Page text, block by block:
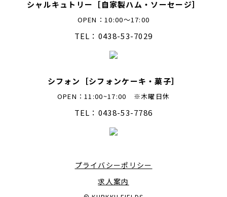
シャルキュトリー［自家製ハム・ソーセージ］
OPEN：10:00～17:00
TEL：0438-53-7029
シフォン［シフォンケーキ・菓子］
OPEN：11:00~17:00 ※木曜日休
TEL：0438-53-7786
プライバシーポリシー
求人案内